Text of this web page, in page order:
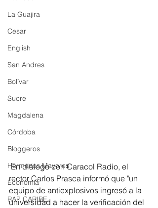
La Guajira
Cesar
English
San Andres
Bolívar
Sucre
Magdalena
Córdoba
Bloggeros
Hermanos Mayores
Economía
RAP CARIBE
En diálogo con Caracol Radio, el
rector Carlos Prasca informó que "un
equipo de antiexplosivos ingresó a la
universidad a hacer la verificación del